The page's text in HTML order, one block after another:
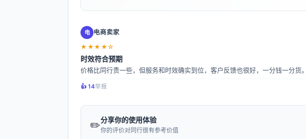
电 电商卖家
★★★★☆
时效符合预期
价格比同行贵一些，但服务和时效确实到位，客户反馈也很好，一分钱一分货。
👍️ 14举报
✏️分享你的使用体验
你的评价对同行很有参考价值